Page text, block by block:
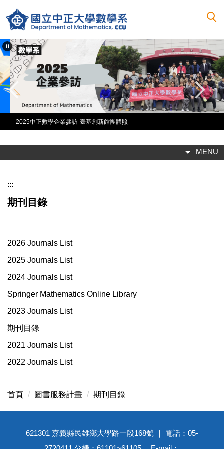
到
主
要
內
容
區
2025中正數學企業參訪-臺基創新館團體照
MENU
:::
期刊目錄
2026 Journals List
2025 Journals List
2024 Journals List
Springer Mathematics Online Library
2023 Journals List
期刊目錄
2021 Journals List
2022 Journals List
首頁 圖書服務計畫 期刊目錄
621301 嘉義縣民雄鄉大學路一段168號 ｜ 電話：05-